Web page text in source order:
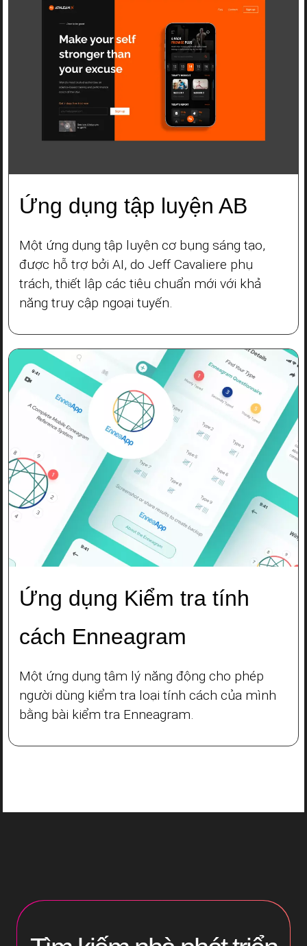
Ứng dụng tập luyện AB
Một ứng dụng tập luyện cơ bụng sáng tạo,
được hỗ trợ bởi AI, do Jeff Cavaliere phụ
trách, thiết lập các tiêu chuẩn mới với khả
năng truy cập ngoại tuyến.
Ứng dụng Kiểm tra tính
cách Enneagram
Một ứng dụng tâm lý năng động cho phép
người dùng kiểm tra loại tính cách của mình
bằng bài kiểm tra Enneagram.